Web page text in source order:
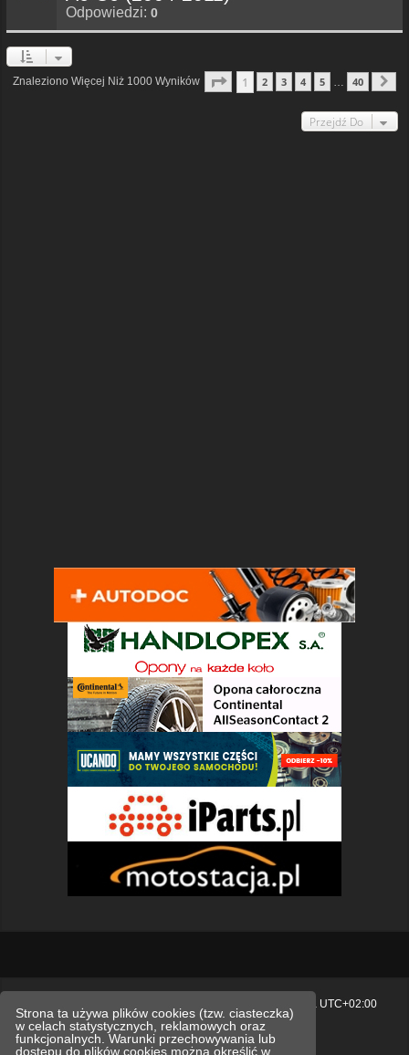
Strona ta używa plików cookies (tzw. ciasteczka)
w celach statystycznych, reklamowych oraz
funkcjonalnych. Warunki przechowywania lub
dostępu do plików cookies można określić w
Odpowiedzi: 0
Znaleziono Więcej Niż 1000 Wyników Strona1 40
1 2 3 4 5 40
Przejdź Do
UTC+02:00
Polityka prywatności.